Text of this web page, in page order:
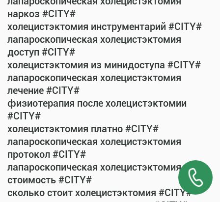
наркоз #CITY#
холецистэктомия инструментарий #CITY#
лапароскопическая холецистэктомия
доступ #CITY#
холецистэктомия из минидоступа #CITY#
лапароскопическая холецистэктомия
лечение #CITY#
физиотерапия после холецистэктомии
#CITY#
холецистэктомия платно #CITY#
лапароскопическая холецистэктомия
протокол #CITY#
лапароскопическая холецистэктомия
стоимость #CITY#
сколько стоит холецистэктомия #CITY#